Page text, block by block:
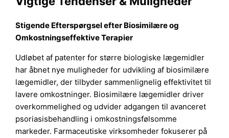
Stigende Efterspørgsel efter Biosimilære og
Omkostningseffektive Terapier
Udløbet af patenter for større biologiske lægemidler
har åbnet nye muligheder for udvikling af biosimilære
lægemidler, der tilbyder sammenlignelig effektivitet til
lavere omkostninger. Biosimilære lægemidler driver
overkommelighed og udvider adgangen til avanceret
psoriasisbehandling i omkostningsfølsomme
markeder. Farmaceutiske virksomheder fokuserer på